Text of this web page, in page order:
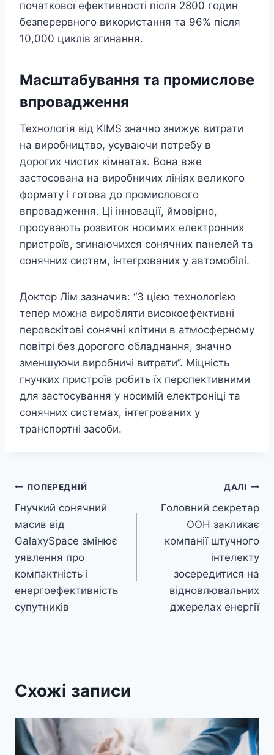
початкової ефективності після 2800 годин
безперервного використання та 96% після
10,000 циклів згинання.
Масштабування та промислове
впровадження
Технологія від KIMS значно знижує витрати
на виробництво, усуваючи потребу в
дорогих чистих кімнатах. Вона вже
застосована на виробничих лініях великого
формату і готова до промислового
впровадження. Ці інновації, ймовірно,
просувають розвиток носимих електронних
пристроїв, згинаючихся сонячних панелей та
сонячних систем, інтегрованих у автомобілі.
Доктор Лім зазначив: “З цією технологією
тепер можна виробляти високоефективні
перовскітові сонячні клітини в атмосферному
повітрі без дорогого обладнання, значно
зменшуючи виробничі витрати”. Міцність
гнучких пристроїв робить їх перспективними
для застосування у носимій електроніці та
сонячних системах, інтегрованих у
транспортні засоби.
Навігація
записів
ПОПЕРЕДНІЙ
Гнучкий сонячний
масив від
GalaxySpace змінює
уявлення про
компактність і
енергоефективність
супутників
ДАЛІ
Головний секретар
ООН закликає
компанії штучного
інтелекту
зосередитися на
відновлювальних
джерелах енергії
Схожі записи